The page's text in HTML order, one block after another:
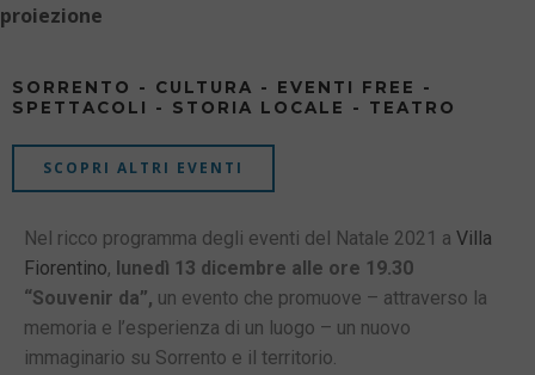
proiezione
SORRENTO - CULTURA - EVENTI FREE -
SPETTACOLI - STORIA LOCALE - TEATRO
SCOPRI ALTRI EVENTI
Nel ricco programma degli eventi del Natale 2021 a Villa
Fiorentino, lunedì 13 dicembre alle ore 19.30
“Souvenir da”, un evento che promuove – attraverso la
memoria e l’esperienza di un luogo – un nuovo
immaginario su Sorrento e il territorio.